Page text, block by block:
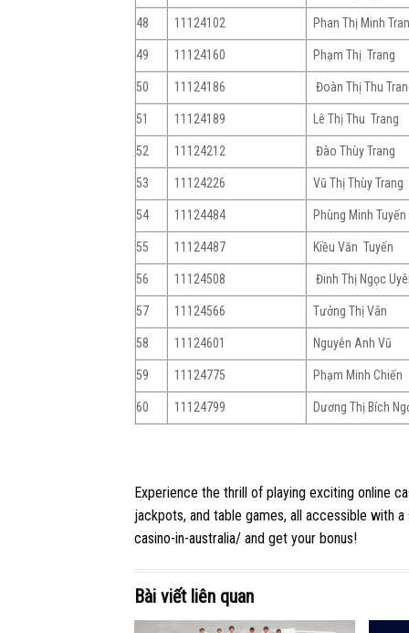
48 11124102 Phan Thị Minh
49 11124160 Phạm Thị Trang
50 11124186 Đoàn Thị Thu
51 11124189 Lê Thị Thu Trang
52 11124212 Đào Thùy Trang
53 11124226 Vũ Thị Thùy Trang
54 11124484 Phùng Minh Tuyến
55 11124487 Kiều Văn Tuyến
56 11124508 Đinh Thị Ngọc
57 11124566 Tưởng Thị Vân
58 11124601 Nguyễn Anh Vũ
59 11124775 Phạm Minh Chiến
60 11124799 Dương Thị Bích
Experience the thrill of playing exciting online
jackpots, and table games, all accessible with
casino-in-australia/ and get your bonus!
Bài viết liên quan